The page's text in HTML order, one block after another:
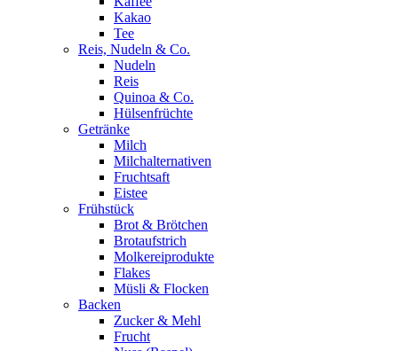
Kakao
Tee
Reis, Nudeln & Co.
Nudeln
Reis
Quinoa & Co.
Hülsenfrüchte
Getränke
Milch
Milchalternativen
Fruchtsaft
Eistee
Frühstück
Brot & Brötchen
Brotaufstrich
Molkereiprodukte
Flakes
Müsli & Flocken
Backen
Zucker & Mehl
Frucht